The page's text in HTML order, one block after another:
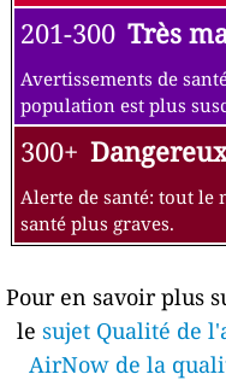
201-300 Très
Avertissements de
population est plus
300+
Alerte de santé: tout le
santé plus graves.
Pour en savoir plus
le sujet Qualité de
AirNow de la